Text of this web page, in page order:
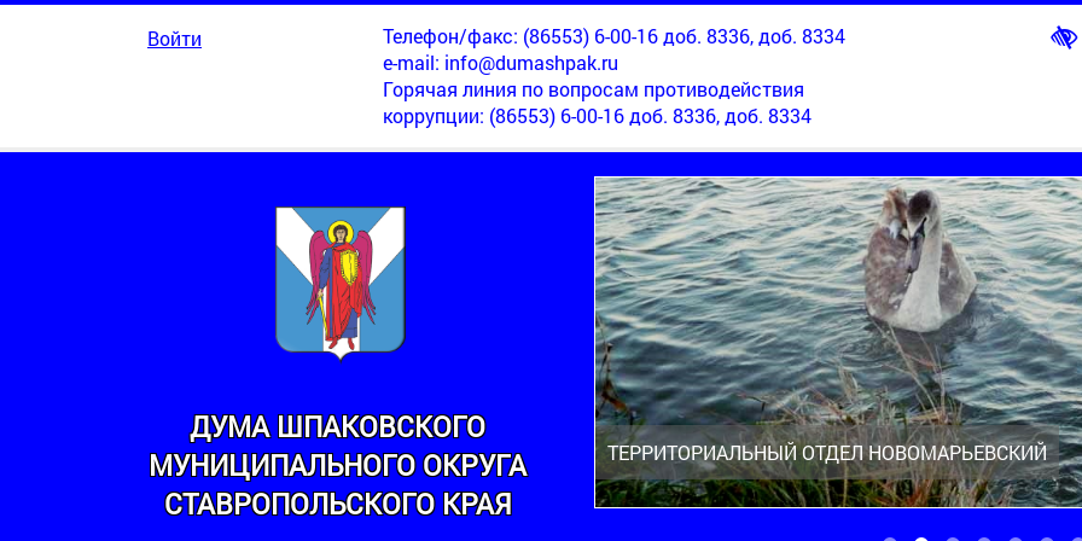
Войти
Телефон/факс: (86553) 6-00-16 доб. 8336, доб. 8334
e-mail: info@dumashpak.ru
Горячая линия по вопросам противодействия
коррупции: (86553) 6-00-16 доб. 8336, доб. 8334
ДУМА ШПАКОВСКОГО
МУНИЦИПАЛЬНОГО ОКРУГА
СТАВРОПОЛЬСКОГО КРАЯ
ТЕРРИТОРИАЛЬНЫЙ ОТДЕЛ НОВОМАРЬЕВСКИЙ